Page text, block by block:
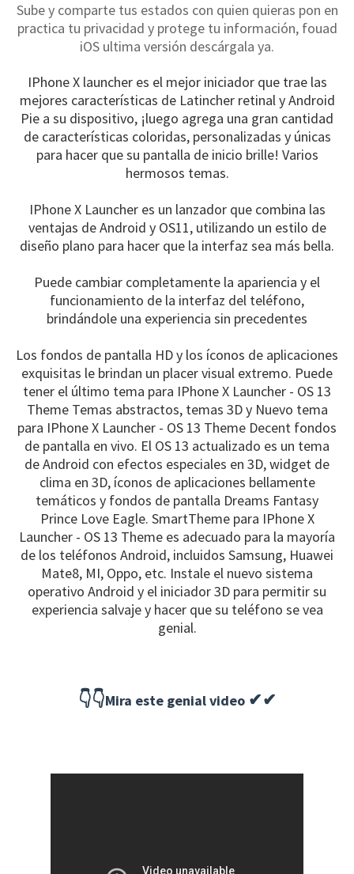
Sube y comparte tus estados con quien quieras pon en
practica tu privacidad y protege tu información, fouad
iOS ultima versión descárgala ya.
IPhone X launcher es el mejor iniciador que trae las
mejores características de Latincher retinal y Android
Pie a su dispositivo, ¡luego agrega una gran cantidad
de características coloridas, personalizadas y únicas
para hacer que su pantalla de inicio brille! Varios
hermosos temas.
IPhone X Launcher es un lanzador que combina las
ventajas de Android y OS11, utilizando un estilo de
diseño plano para hacer que la interfaz sea más bella.
Puede cambiar completamente la apariencia y el
funcionamiento de la interfaz del teléfono,
brindándole una experiencia sin precedentes
Los fondos de pantalla HD y los íconos de aplicaciones
exquisitas le brindan un placer visual extremo. Puede
tener el último tema para IPhone X Launcher - OS 13
Theme Temas abstractos, temas 3D y Nuevo tema
para IPhone X Launcher - OS 13 Theme Decent fondos
de pantalla en vivo. El OS 13 actualizado es un tema
de Android con efectos especiales en 3D, widget de
clima en 3D, íconos de aplicaciones bellamente
temáticos y fondos de pantalla Dreams Fantasy
Prince Love Eagle. SmartTheme para IPhone X
Launcher - OS 13 Theme es adecuado para la mayoría
de los teléfonos Android, incluidos Samsung, Huawei
Mate8, MI, Oppo, etc. Instale el nuevo sistema
operativo Android y el iniciador 3D para permitir su
experiencia salvaje y hacer que su teléfono se vea
genial.
👇👇Mira este genial video✔✔